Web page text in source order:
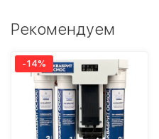
Рекомендуем
-14%